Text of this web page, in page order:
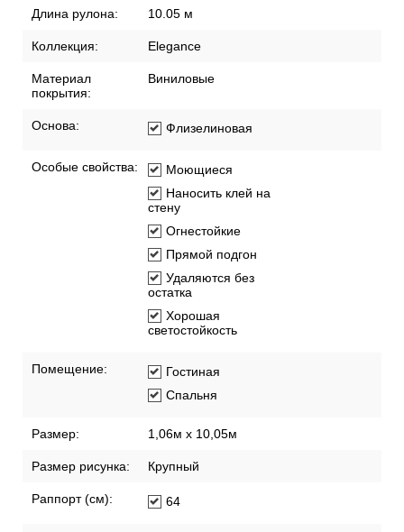
Длина рулона: 10.05 м
Коллекция: Elegance
Материал
покрытия:
Виниловые
Основа: Флизелиновая
Особые свойства:
Моющиеся
Наносить клей на
стену
Огнестойкие
Прямой подгон
Удаляются без
остатка
Хорошая
светостойкость
Помещение:
Гостиная
Спальня
Размер: 1,06м х 10,05м
Размер рисунка: Крупный
Раппорт (см): 64